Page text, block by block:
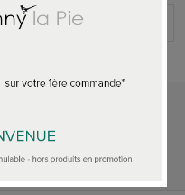
D'OREILLES
d'oreilles Nova